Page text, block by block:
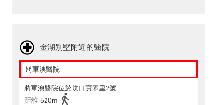
金湖別墅附近的醫院
將軍澳醫院
將軍澳醫院位於坑口寶寧里2號
距離 520m